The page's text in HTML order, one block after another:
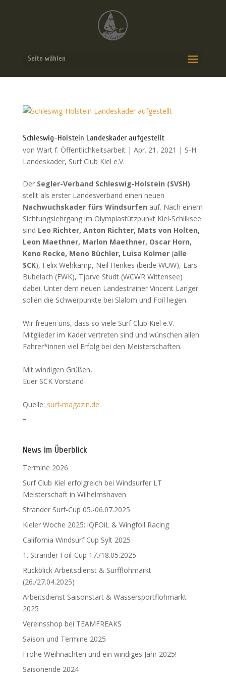
Seite wählen
Schleswig-Holstein Landeskader aufgestellt
von Wart f. Öffentlichkeitsarbeit| Apr. 21, 2021 | S-H
Landeskader, Surf Club Kiel e.V.
Der Segler-Verband Schleswig-Holstein (SVSH)
stellt als erster Landesverband einen neuen
Nachwuchskader fürs Windsurfen auf. Nach einem
Sichtungslehrgang im Olympiastützpunkt Kiel-Schilksee
sind Leo Richter, Anton Richter, Mats von Holten,
Leon Maethner, Marlon Maethner, Oscar Horn,
Keno Recke, Meno Büchler, Luisa Kolmer(alle
SCK), Felix Wehkamp, Neil Henkes (beide WUW), Lars
Bubelach (FWK), Tjorve Studt (WCWR Wittensee)
dabei. Unter dem neuen Landestrainer Vincent Langer
sollen die Schwerpunkte bei Slalom und Foil liegen.
Wir freuen uns, dass so viele Surf Club Kiel e.V.
Mitglieder im Kader vertreten sind und wünschen allen
Fahrer*innen viel Erfolg bei den Meisterschaften.
Mit windigen Grüßen,
Euer SCK Vorstand
Quelle: surf-magazin.de
News im Überblick
Termine 2026
Surf Club Kiel erfolgreich bei Windsurfer LT
Meisterschaft in Wilhelmshaven
Strander Surf-Cup 05.-06.07.2025
Kieler Woche 2025: iQFOiL & Wingfoil Racing
California Windsurf Cup Sylt 2025
1. Strander Foil-Cup 17./18.05.2025
Rückblick Arbeitsdienst & Surfflohmarkt
(26./27.04.2025)
Arbeitsdienst Saisonstart & Wassersportflohmarkt
2025
Vereinsshop bei TEAMFREAKS
Saison und Termine 2025
Frohe Weihnachten und ein windiges Jahr 2025!
Saisonende 2024